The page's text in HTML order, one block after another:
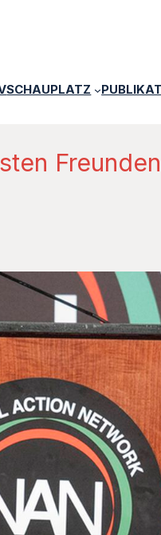
SCHAUPLATZ